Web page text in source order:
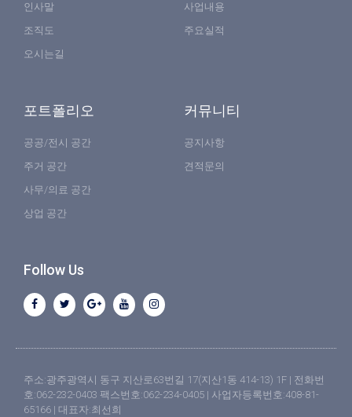
인사말
조직도
오시는길
사업내용
주요실적
포트폴리오
공공/전시 공간
주거 공간
사무/의료 공간
상업 공간
커뮤니티
공지사항
견적문의
Follow Us
주소:광주광역시 동구 지산로63번길 17(지산1동 414-13) 1F | 전화번
호:062-232-0403 팩스번호:062-234-0405 | 사업자등록번호:408-81-
65166 | 대표자:최선희